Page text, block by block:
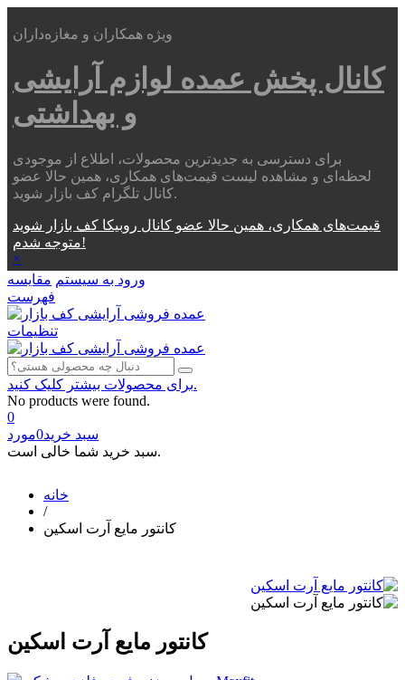
ویژه همکاران و مغازه‌داران
کانال پخش عمده لوازم آرایشی
و بهداشتی
برای دسترسی به جدیدترین محصولات، اطلاع از موجودی
لحظه‌ای و مشاهده لیست قیمت‌های همکاری، همین حالا عضو
کانال تلگرام کف بازار شوید.
قیمت‌های همکاری، همین حالا عضو کانال روبیکا کف بازار شوید
متوجه شدم!
×
ورود به سیستم مقایسه
فهرست
تنظیمات
برای محصولات بیشتر کلیک کنید.
No products were found.
0
سبد خرید0مورد
سبد خرید شما خالی است.
خانه
/
کانتور مایع آرت اسکین
کانتور مایع آرت اسکین